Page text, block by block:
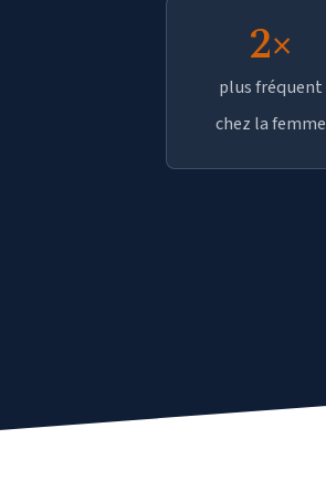
2×
plus fréquent
chez la femme